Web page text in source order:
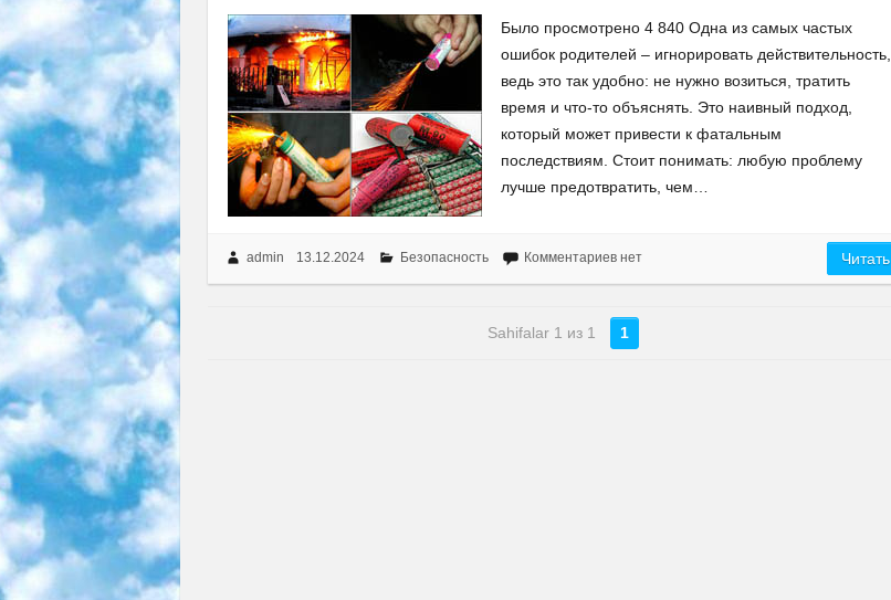
Было просмотрено 4 840 Одна из самых частых
ошибок родителей – игнорировать действительность,
ведь это так удобно: не нужно возиться, тратить
время и что-то объяснять. Это наивный подход,
который может привести к фатальным
последствиям. Стоит понимать: любую проблему
лучше предотвратить, чем…
admin 13.12.2024 Безопасность Комментариев нет Читать
Sahifalar 1 из 1 1